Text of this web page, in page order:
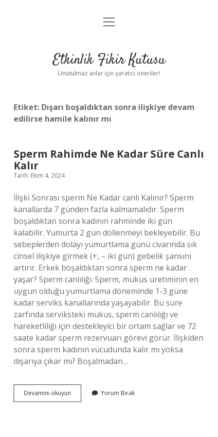
Anasayfa
Yasal Uyarı
menüyü
Etkinlik Fikir Kutusu
Unutulmaz anlar için yaratıcı öneriler!
Etiket: Dışarı boşaldıktan sonra ilişkiye devam
edilirse hamile kalınır mı
Sperm Rahimde Ne Kadar Süre Canlı
Kalır
Tarih: Ekim 4, 2024
İlişki Sonrası sperm Ne Kadar canlı Kalınır? Sperm
kanallarda 7 günden fazla kalmamalıdır. Sperm
boşaldıktan sonra kadının rahminde iki gün
kalabilir. Yumurta 2 gün döllenmeyi bekleyebilir. Bu
sebeplerden dolayı yumurtlama günü civarında sık
cinsel ilişkiye girmek (+, – iki gün) gebelik şansını
artırır. Erkek boşaldıktan sonra sperm ne kadar
yaşar? Sperm canlılığı: Sperm, mukus üretiminin en
uygun olduğu yumurtlama döneminde 1-3 güne
kadar serviks kanallarında yaşayabilir. Bu süre
zarfında serviksteki mukus, sperm canlılığı ve
hareketliliği için destekleyici bir ortam sağlar ve 72
saate kadar sperm rezervuarı görevi görür. İlişkiden
sonra sperm kadının vücudunda kalır mı yoksa
dışarıya çıkar mı? Boşalmadan…
Devamını okuyun
Rahimde
Yorum Bırak